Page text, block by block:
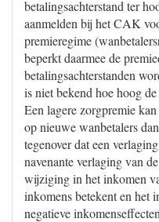
betalingsachterstand ter
aanmelden bij het CAK
premieregime
beperkt daarmee de
betalingsachterstanden
is niet bekend hoe hoog
Een lagere zorgpremie
op nieuwe wanbetalers
tegenover dat een
navenante verlaging van
wijziging in het inkomen
inkomens betekent en het
negatieve